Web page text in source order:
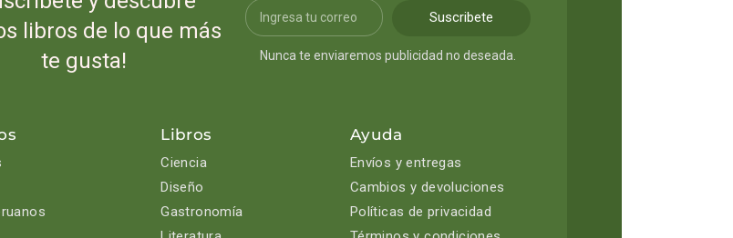
libros de lo que más
te gusta!
Suscribete
Nunca te enviaremos publicidad no deseada.
Libros
Ciencia
Diseño
Gastronomía
Ayuda
Envíos y entregas
Cambios y devoluciones
Políticas de privacidad